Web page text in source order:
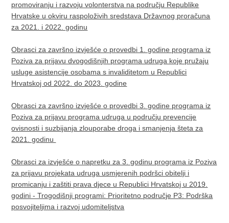
promoviranju i razvoju volonterstva na području Republike
Hrvatske u okviru raspoloživih sredstava Državnog proračuna
za 2021. i 2022. godinu
Obrasci za završno izvješće o provedbi 1. godine programa iz
Poziva za prijavu dvogodišnjih programa udruga koje pružaju
usluge asistencije osobama s invaliditetom u Republici
Hrvatskoj od 2022. do 2023. godine
Obrasci za završno izvješće o provedbi 3. godine programa iz
Poziva za prijavu programa udruga u području prevencije
ovisnosti i suzbijanja zlouporabe droga i smanjenja šteta za
2021. godinu ​
Obrasci za izvješće o napretku za 3. godinu programa iz Poziva
za prijavu projekata udruga usmjerenih podršci obitelji i
promicanju i zaštiti prava djece u Republici Hrvatskoj u 2019.
godini - Trogodišnji programi: Prioritetno područje P3: Podrška
posvojiteljima i razvoj udomiteljstva